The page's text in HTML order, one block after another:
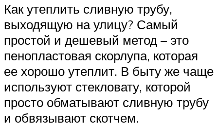
Как утеплить сливную трубу,
выходящую на улицу? Самый
простой и дешевый метод – это
пенопластовая скорлупа, которая
ее хорошо утеплит. В быту же чаще
используют стекловату, которой
просто обматывают сливную трубу
и обвязывают скотчем.